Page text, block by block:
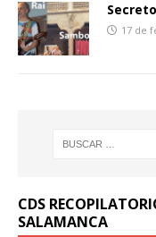
17 de
CDS
SALAMANCA